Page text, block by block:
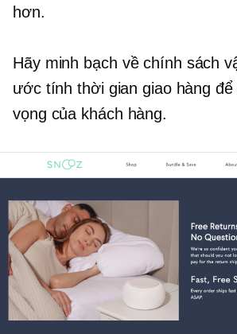
hơn.
Hãy minh bạch về chính sách
ước tính thời gian giao hàng để
vọng của khách hàng.